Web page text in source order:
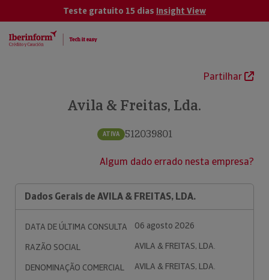
Teste gratuito 15 dias Insight View
Partilhar
Avila & Freitas, Lda.
ATIVA 512039801
Algum dado errado nesta empresa?
Dados Gerais de AVILA & FREITAS, LDA.
DATA DE ÚLTIMA CONSULTA
06 agosto 2026
RAZÃO SOCIAL
AVILA & FREITAS, LDA.
DENOMINAÇÃO COMERCIAL
AVILA & FREITAS, LDA.